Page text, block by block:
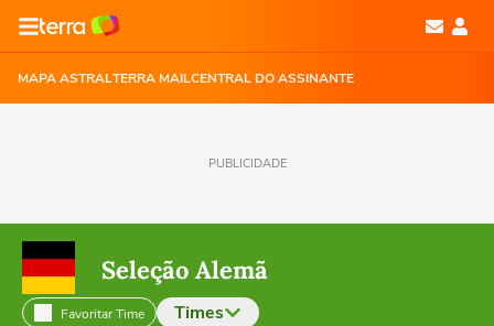
MAPA ASTRALTERRA MAILCENTRAL DO ASSINANTE
PUBLICIDADE
Seleção Alemã
Favoritar Time Times